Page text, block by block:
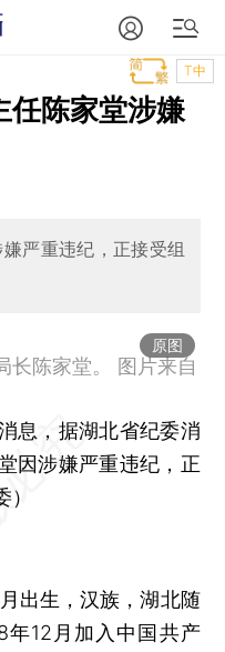
T中
任陈家堂涉嫌
严重违纪，正接受组
原图
长陈家堂。 图片来自
，据湖北省纪委消
因涉嫌严重违纪，正
生，汉族，湖北随
年12月加入中国共产